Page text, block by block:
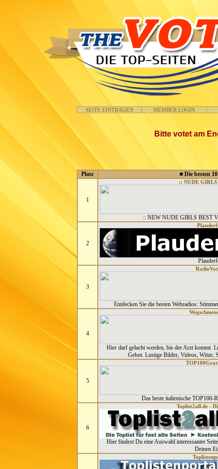
SEITE EINTRAGEN MEMBER LOGIN
Bitte votet am
Platz ■ Die besten
1
:: NUDE GIRLS
:: NEW NUDE GIRLS BEST
2
3
Entdecken Sie die besten Webradios:
4
Hier darf gelacht werden, bis der Arzt kommt.
Gebot. Lustige Bilder, Videos, Witze,
5
Das beste italienische TOP100-
6
Toplist2all.de -
Hier findest Du eine Auswahl interessanter
Deinen